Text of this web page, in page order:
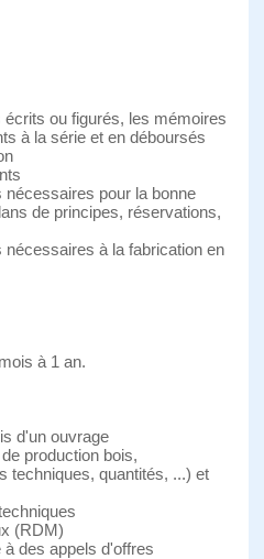
ou figurés, les mémoires
à la série et en déboursés
pour la bonne
de principes, réservations,
à la fabrication en
à 1 an.
d'un ouvrage
production bois,
techniques, quantités, ...) et
(RDM)
des appels d'offres